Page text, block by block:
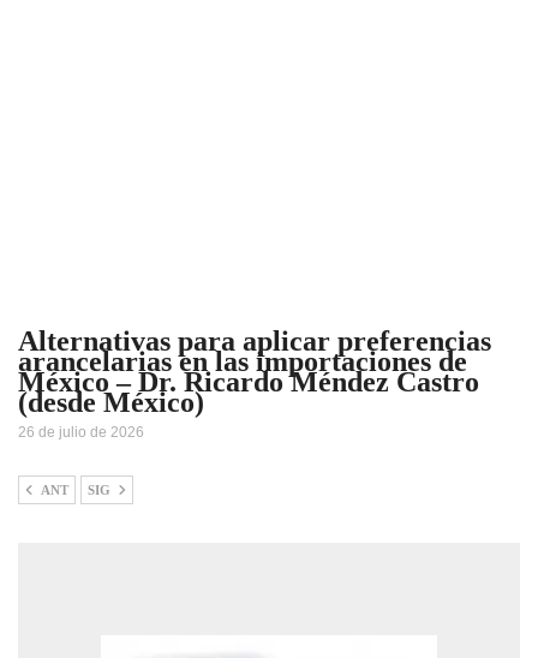
Alternativas para aplicar preferencias
arancelarias en las importaciones de
México – Dr. Ricardo Méndez Castro
(desde México)
26 de julio de 2026
ANT SIG